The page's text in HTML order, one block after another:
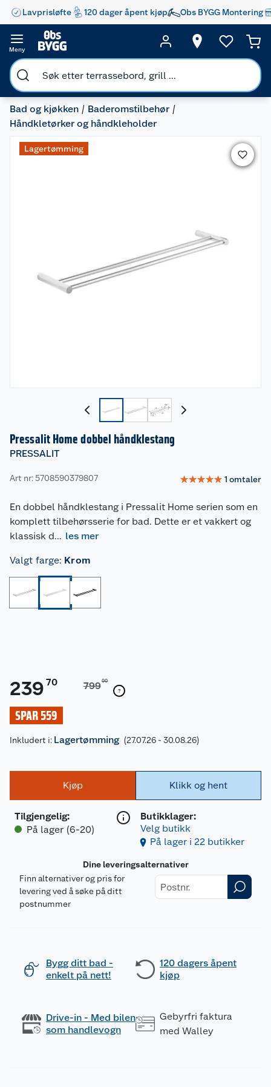
Lavprisløfte 120 dager åpent kjøp Obs BYGG Montering
Meny
Bad og kjøkken
Baderomstilbehør
Håndkletørker og håndkleholder
Lagertømming
Pressalit Home dobbel håndklestang
PRESSALIT
Art nr: 5708590379807 ☆☆☆☆☆ 1 omtaler
En dobbel håndklestang i Pressalit Home serien som en
komplett tilbehørsserie for bad. Dette er et vakkert og
klassisk d... les mer
Valgt farge: Krom
239 70 79900
SPAR 559
Inkludert i: Lagertømming (27.07.26 - 30.08.26)
Kjøp
Tilgjengelig:
På lager (6-20)
Klikk og hent
Butikklager:
Velg butikk
På lager i 22 butikker
Dine leveringsalternativer
Finn alternativer og pris for
levering ved å søke på ditt
postnummer
Bygg ditt bad -
enkelt på nett!
120 dagers åpent
kjøp
Drive-in - Med bilen
som handlevogn
Gebyrfri faktura
med Walley